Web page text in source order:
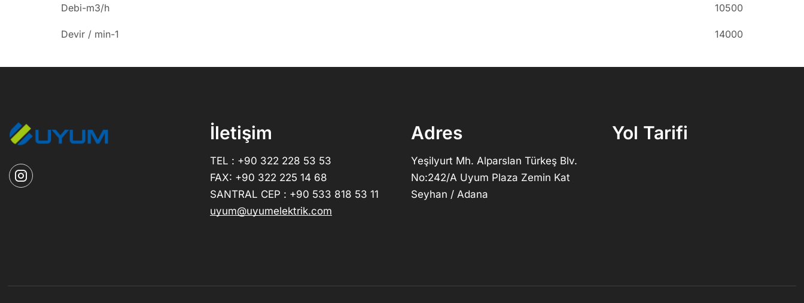
Debi-m3/h 10500
Devir / min-1 14000
İletişim
TEL : +90 322 228 53 53
FAX: +90 322 225 14 68
SANTRAL CEP : +90 533 818 53 11
uyum@uyumelektrik.com
Adres
Yeşilyurt Mh. Alparslan Türkeş Blv.
No:242/A Uyum Plaza Zemin Kat
Seyhan / Adana
Yol Tarifi